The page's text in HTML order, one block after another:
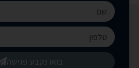
בואו נקבע פגישה